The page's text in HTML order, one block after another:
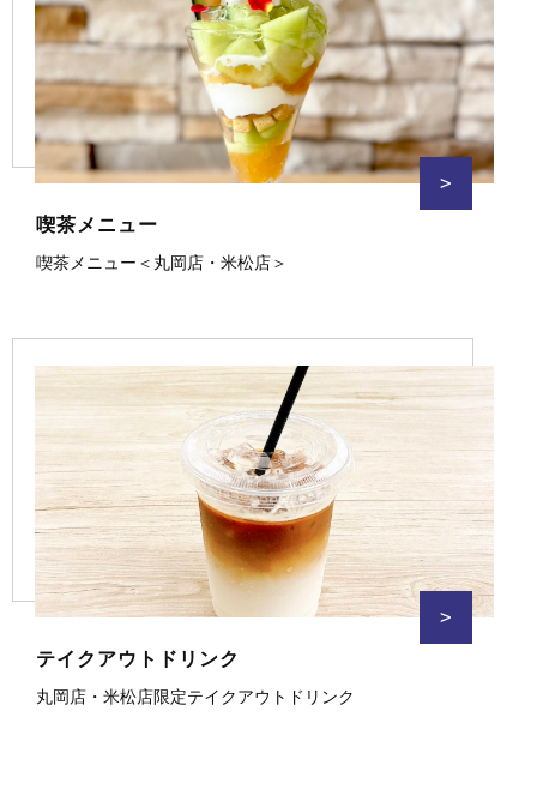
>
喫茶メニュー
喫茶メニュー＜丸岡店・米松店＞
>
テイクアウトドリンク
丸岡店・米松店限定テイクアウトドリンク